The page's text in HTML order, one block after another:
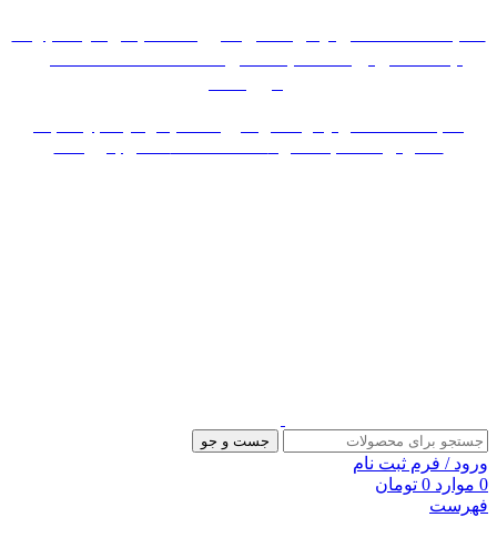
جست و جو
ورود / فرم ثبت نام
0 موارد 0 تومان
فهرست